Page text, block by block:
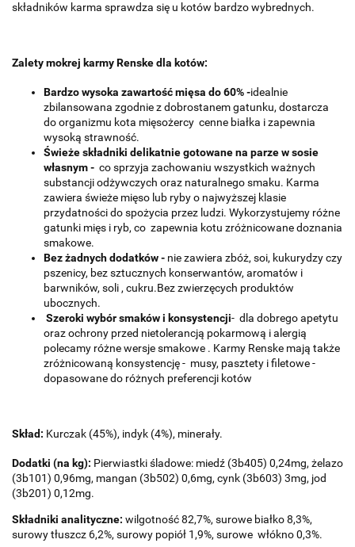
składników karma sprawdza się u kotów bardzo wybrednych.
Zalety mokrej karmy Renskedla kotów:
Bardzo wysoka zawartość mięsa do 60% -idealnie
zbilansowana zgodnie z dobrostanem gatunku, dostarcza
do organizmu kota mięsożercy cenne białka i zapewnia
wysoką strawność.
Świeże składniki delikatnie gotowane na parze w sosie
własnym - co sprzyja zachowaniu wszystkich ważnych
substancji odżywczych oraz naturalnego smaku. Karma
zawiera świeże mięso lub ryby o najwyższej klasie
przydatności do spożycia przez ludzi. Wykorzystujemy różne
gatunki mięs i ryb, co zapewnia kotu zróżnicowane doznania
smakowe.
Bez żadnych dodatków - nie zawiera zbóż, soi, kukurydzy czy
pszenicy, bez sztucznych konserwantów, aromatów i
barwników, soli , cukru.Bez zwierzęcych produktów
ubocznych.
Szeroki wybór smaków i konsystencji- dla dobrego apetytu
oraz ochrony przed nietolerancją pokarmową i alergią
polecamy różne wersje smakowe . Karmy Renske mają także
zróżnicowaną konsystencję - musy, pasztety i filetowe -
dopasowane do różnych preferencji kotów
Skład: Kurczak (45%), indyk (4%), minerały.
Dodatki (na kg): Pierwiastki śladowe: miedź (3b405) 0,24mg, żelazo
(3b101) 0,96mg, mangan (3b502) 0,6mg, cynk (3b603) 3mg, jod
(3b201) 0,12mg.
Składniki analityczne: wilgotność 82,7%, surowe białko 8,3%,
surowy tłuszcz 6,2%, surowy popiół 1,9%, surowe włókno 0,3%.